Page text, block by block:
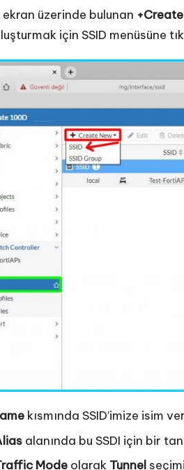
ekran üzerinde bulunan
için SSID menüsüne
kısmında SSID’imize isim
alanında bu SSDI için bir
Mode olarak Tunnel